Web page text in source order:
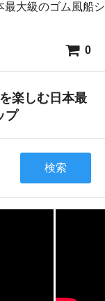
最大級のゴム風船シ
0
楽しむ日本最
プ
検索